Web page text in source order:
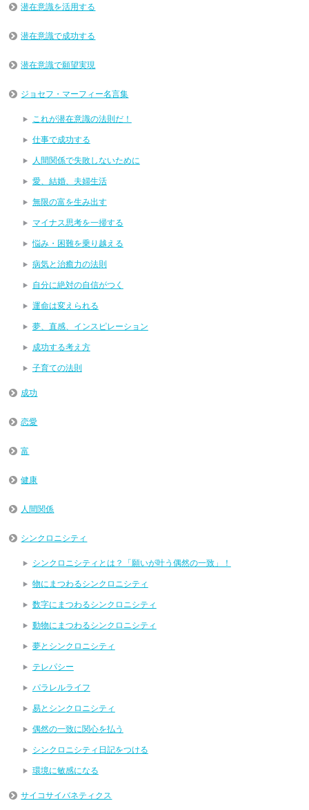
潜在意識を活用する
潜在意識で成功する
潜在意識で願望実現
ジョセフ・マーフィー名言集
これが潜在意識の法則だ！
仕事で成功する
人間関係で失敗しないために
愛、結婚、夫婦生活
無限の富を生み出す
マイナス思考を一掃する
悩み・困難を乗り越える
病気と治癒力の法則
自分に絶対の自信がつく
運命は変えられる
夢、直感、インスピレーション
成功する考え方
子育ての法則
成功
恋愛
富
健康
人間関係
シンクロニシティ
シンクロニシティとは？「願いが叶う偶然の一致」！
物にまつわるシンクロニシティ
数字にまつわるシンクロニシティ
動物にまつわるシンクロニシティ
夢とシンクロニシティ
テレパシー
パラレルライフ
易とシンクロニシティ
偶然の一致に関心を払う
シンクロニシティ日記をつける
環境に敏感になる
サイコサイバネティクス